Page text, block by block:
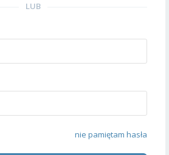
LUB
nie pamiętam hasła